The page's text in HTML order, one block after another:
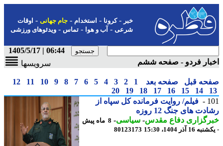
-کرونا-استخدام- جام جهانی-اوقات
شرعی-آب و هوا-تماس-ویدئوهای ورزشی
06:44 | 1405/5/17
فردو - صفحه ششم
سرویسها
قبل صفحه بعد 1
2
3
4
5
6
7
8
9
10
11
12
14
15
16
17
18
19
20
فیلم/ روایت فرمانده کل سپاه از
های جنگ 12 روزه
دفاع مقدس-سیاسی-
8 ماه پیش
آذر 1404، 15:30
80123173